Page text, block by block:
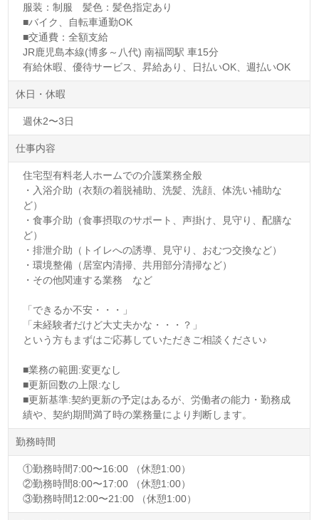
服装：制服 髪色：髪色指定あり
■バイク、自転車通勤OK
■交通費：全額支給
JR鹿児島本線(博多～八代) 南福岡駅 車15分
有給休暇、優待サービス、昇給あり、日払いOK、週払いOK
休日・休暇
週休2〜3日
仕事内容
住宅型有料老人ホームでの介護業務全般
・入浴介助（衣類の着脱補助、洗髪、洗顔、体洗い補助な
ど）
・食事介助（食事摂取のサポート、声掛け、見守り、配膳な
ど）
・排泄介助（トイレへの誘導、見守り、おむつ交換など）
・環境整備（居室内清掃、共用部分清掃など）
・その他関連する業務 など
「できるか不安・・・」
「未経験者だけど大丈夫かな・・・？」
という方もまずはご応募していただきご相談ください♪
■業務の範囲:変更なし
■更新回数の上限:なし
■更新基準:契約更新の予定はあるが、労働者の能力・勤務成
績や、契約期間満了時の業務量により判断します。
勤務時間
①勤務時間7:00〜16:00 （休憩1:00）
②勤務時間8:00〜17:00 （休憩1:00）
③勤務時間12:00〜21:00 （休憩1:00）